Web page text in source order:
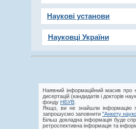
Наукові установи
Науковці України
Наявний інформаційний масив про
дисертацій (кандидатів і докторів
фонду НБУВ
Якщо, ви не знайшли інформацію
запрошуємо заповнити "Анкету
Більш докладна інформація буде
ретроспективна інформація та